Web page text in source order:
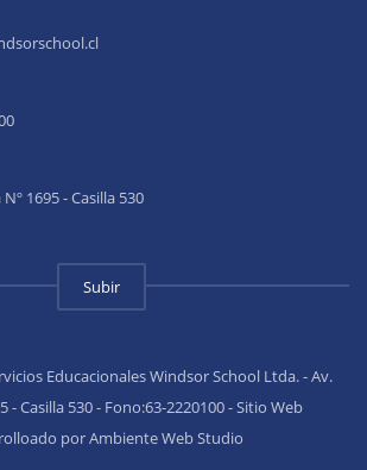
1695 - Casilla 530
Subir
Educacionales Windsor School Ltda. - Av.
- Casilla 530 - Fono:63-2220100 - Sitio Web
por Ambiente Web Studio